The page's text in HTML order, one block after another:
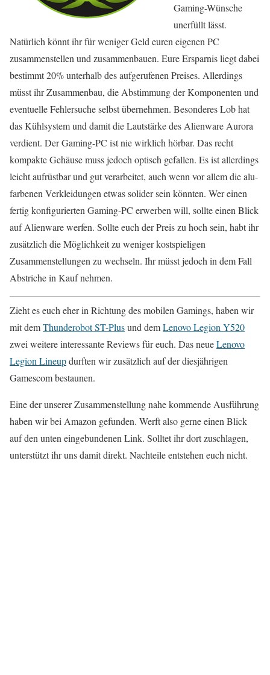
Gaming-Wünsche
unerfüllt lässt.
Natürlich könnt ihr für weniger Geld euren eigenen PC
zusammenstellen und zusammenbauen. Eure Ersparnis liegt dabei
bestimmt 20% unterhalb des aufgerufenen Preises. Allerdings
müsst ihr Zusammenbau, die Abstimmung der Komponenten und
eventuelle Fehlersuche selbst übernehmen. Besonderes Lob hat
das Kühlsystem und damit die Lautstärke des Alienware Aurora
verdient. Der Gaming-PC ist nie wirklich hörbar. Das recht
kompakte Gehäuse muss jedoch optisch gefallen. Es ist allerdings
leicht aufrüstbar und gut verarbeitet, auch wenn vor allem die alu-
farbenen Verkleidungen etwas solider sein könnten. Wer einen
fertig konfigurierten Gaming-PC erwerben will, sollte einen Blick
auf Alienware werfen. Sollte euch der Preis zu hoch sein, habt ihr
zusätzlich die Möglichkeit zu weniger kostspieligen
Zusammenstellungen zu wechseln. Ihr müsst jedoch in dem Fall
Abstriche in Kauf nehmen.
Zieht es euch eher in Richtung des mobilen Gamings, haben wir
mit demThunderobot ST-Plusund demLenovo Legion Y520
zwei weitere interessante Reviews für euch. Das neueLenovo
Legion Lineupdurften wir zusätzlich auf der diesjährigen
Gamescom bestaunen.
Eine der unserer Zusammenstellung nahe kommende Ausführung
haben wir bei Amazon gefunden. Werft also gerne einen Blick
auf den unten eingebundenen Link. Solltet ihr dort zuschlagen,
unterstützt ihr uns damit direkt. Nachteile entstehen euch nicht.